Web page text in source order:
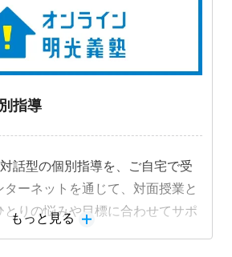
指導
話型の個別指導を、ご自宅で受
ーネットを通じて、対面授業と
とりの悩みや目標に合わせてサポ
もっと見る